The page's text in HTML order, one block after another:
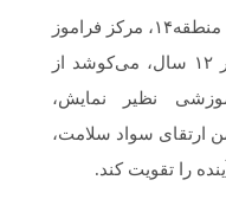
به گزارش روابط عمومی شهرداری منطقه۱۴، مرکز فراموز
با تمرکز بر کودکان و نوجوانان زیر ۱۲ سال، می‌کوشد از
نظیر نمایش،
ارتقای سواد سلامت،
را تقویت کند.